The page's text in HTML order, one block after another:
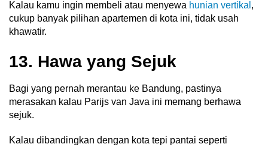
Kalau kamu ingin membeli atau menyewa hunian vertikal ,
cukup banyak pilihan apartemen di kota ini, tidak usah
khawatir.
13. Hawa yang Sejuk
Bagi yang pernah merantau ke Bandung, pastinya
merasakan kalau Parijs van Java ini memang berhawa
sejuk.
Kalau dibandingkan dengan kota tepi pantai seperti